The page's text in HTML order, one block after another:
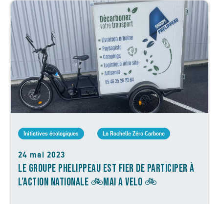
Initiatives écologiques La Rochelle Zéro Carbone
24 mai 2023
LE GROUPE PHELIPPEAU EST FIER DE PARTICIPER À
L’ACTION NATIONALE 🚲MAI A VELO 🚲